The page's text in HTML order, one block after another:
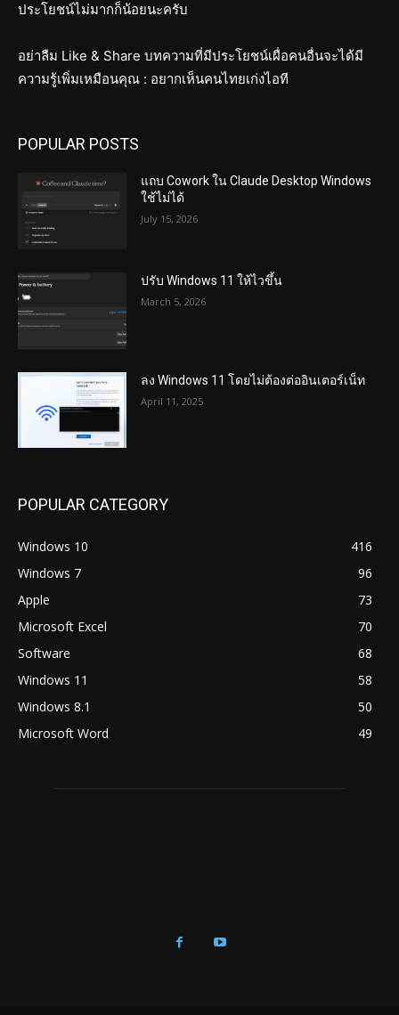
ประโยชน์ไม่มากก็น้อยนะครับ
อย่าลืม Like & Share บทความที่มีประโยชน์เผื่อคนอื่นจะได้มี
ความรู้เพิ่มเหมือนคุณ : อยากเห็นคนไทยเก่งไอที
POPULAR POSTS
แถบ Cowork ใน Claude Desktop Windows
ใช้ไม่ได้
July 15, 2026
ปรับ Windows 11 ให้ไวขึ้น
March 5, 2026
ลง Windows 11 โดยไม่ต้องต่ออินเตอร์เน็ท
April 11, 2025
POPULAR CATEGORY
Windows 10
416
Windows 7
96
Apple
73
Microsoft Excel
70
Software
68
Windows 11
58
Windows 8.1
50
Microsoft Word
49